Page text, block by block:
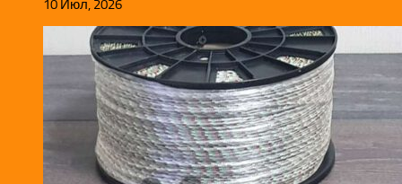
10 Июл, 2026